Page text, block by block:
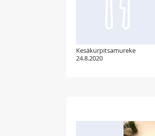
Kesäkurpitsamureke
24.8.2020